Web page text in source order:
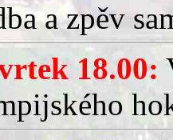
a zpěv
18.00: